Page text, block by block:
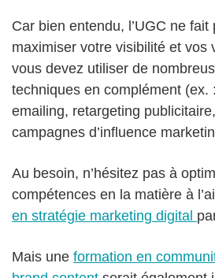
Car bien entendu, l’UGC ne
maximiser votre visibilité et vos
vous devez utiliser de
techniques en complément (ex.
emailing, retargeting
campagnes d’influence
Au besoin, n’hésitez pas à
compétences en la matière à
en stratégie marketing digital
Mais une formation en